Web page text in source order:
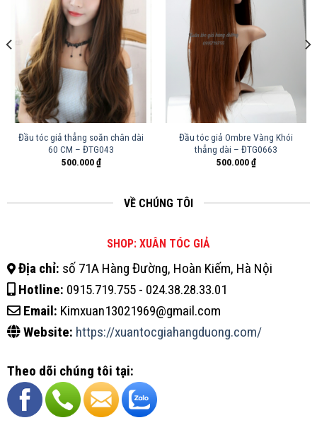
Đầu tóc giả thẳng soăn chân dài
60 CM – ĐTG043
500.000₫
Đầu tóc giả Ombre Vàng Khói
thẳng dài – ĐTG0663
500.000₫
VỀ CHÚNG TÔI
SHOP: XUÂN TÓC GIẢ
Địa chỉ: số 71A Hàng Đường, Hoàn Kiếm, Hà Nội
Hotline: 0915.719.755 - 024.38.28.33.01
Email: Kimxuan13021969@gmail.com
Website: https://xuantocgiahangduong.com/
Theo dõi chúng tôi tại: